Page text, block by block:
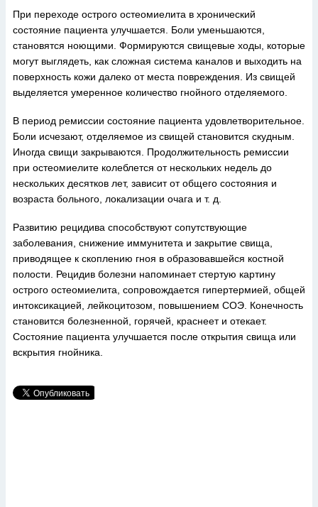
При переходе острого остеомиелита в хронический
состояние пациента улучшается. Боли уменьшаются,
становятся ноющими. Формируются свищевые ходы, которые
могут выглядеть, как сложная система каналов и выходить на
поверхность кожи далеко от места повреждения. Из свищей
выделяется умеренное количество гнойного отделяемого.
В период ремиссии состояние пациента удовлетворительное.
Боли исчезают, отделяемое из свищей становится скудным.
Иногда свищи закрываются. Продолжительность ремиссии
при остеомиелите колеблется от нескольких недель до
нескольких десятков лет, зависит от общего состояния и
возраста больного, локализации очага и т. д.
Развитию рецидива способствуют сопутствующие
заболевания, снижение иммунитета и закрытие свища,
приводящее к скоплению гноя в образовавшейся костной
полости. Рецидив болезни напоминает стертую картину
острого остеомиелита, сопровождается гипертермией, общей
интоксикацией, лейкоцитозом, повышением СОЭ. Конечность
становится болезненной, горячей, краснеет и отекает.
Состояние пациента улучшается после открытия свища или
вскрытия гнойника.